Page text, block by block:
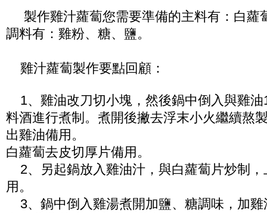
製作雞汁蘿蔔您需要準備的主料有：白蘿
調料有：雞粉、糖、鹽。
雞汁蘿蔔製作要點回顧：
1、雞油改刀切小塊，然後鍋中倒入與雞油
料酒進行煮制。煮開後撇去浮末小火繼續熬
出雞油備用。
白蘿蔔去皮切厚片備用。
2、另起鍋放入雞油汁，與白蘿蔔片炒制，
用。
3、鍋中倒入雞湯煮開加鹽、糖調味，加雞